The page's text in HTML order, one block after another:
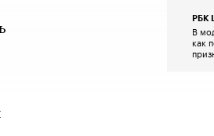
РБК
В
как